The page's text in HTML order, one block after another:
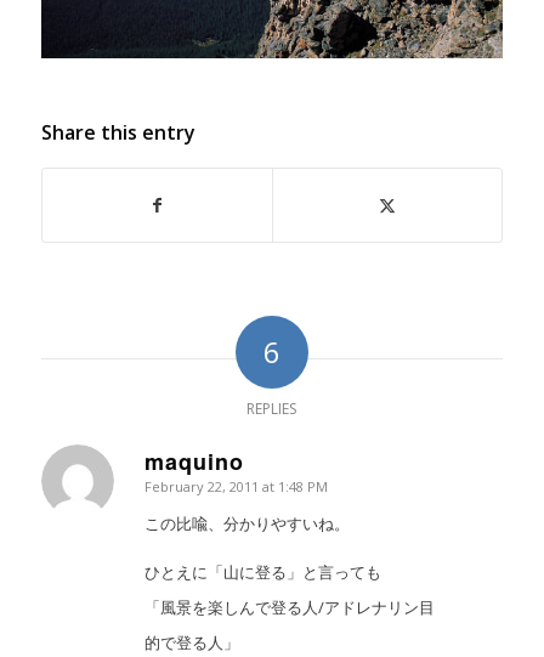
Share this entry
6
REPLIES
maquino
says:
February 22, 2011 at 1:48 PM
この比喩、分かりやすいね。
ひとえに「山に登る」と言っても
「風景を楽しんで登る人/アドレナリン目
的で登る人」